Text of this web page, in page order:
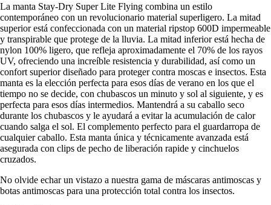
La manta Stay-Dry Super Lite Flying combina un estilo
contemporáneo con un revolucionario material superligero. La mitad
superior está confeccionada con un material ripstop 600D impermeable
y transpirable que protege de la lluvia. La mitad inferior está hecha de
nylon 100% ligero, que refleja aproximadamente el 70% de los rayos
UV, ofreciendo una increíble resistencia y durabilidad, así como un
confort superior diseñado para proteger contra moscas e insectos. Esta
manta es la elección perfecta para esos días de verano en los que el
tiempo no se decide, con chubascos un minuto y sol al siguiente, y es
perfecta para esos días intermedios. Mantendrá a su caballo seco
durante los chubascos y le ayudará a evitar la acumulación de calor
cuando salga el sol. El complemento perfecto para el guardarropa de
cualquier caballo. Esta manta única y técnicamente avanzada está
asegurada con clips de pecho de liberación rapide y cinchuelos
cruzados.
No olvide echar un vistazo a nuestra gama de máscaras antimoscas y
botas antimoscas para una protección total contra los insectos.